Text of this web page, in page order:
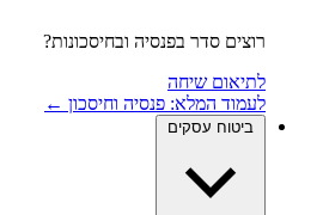
רוצים סדר בפנסיה ובחיסכונות?
לתיאום שיחה
לעמוד המלא: פנסיה וחיסכון ←
ביטוח עסקים